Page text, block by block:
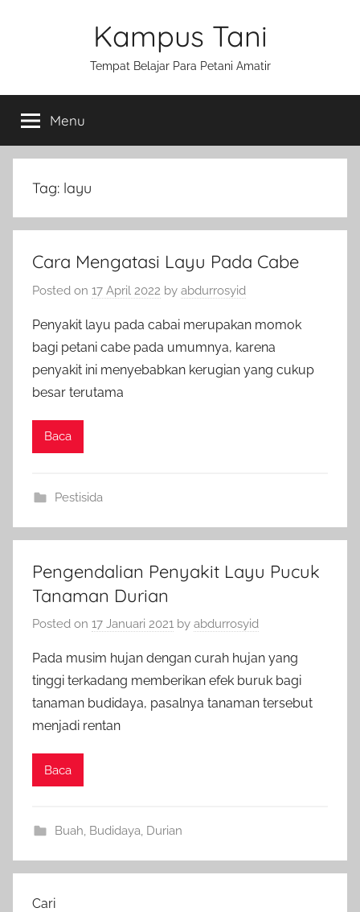
Kampus Tani
Tempat Belajar Para Petani Amatir
Menu
Tag: layu
Cara Mengatasi Layu Pada Cabe
Posted on 17 April 2022 by abdurrosyid
Penyakit layu pada cabai merupakan momok
bagi petani cabe pada umumnya, karena
penyakit ini menyebabkan kerugian yang cukup
besar terutama
Baca
Pestisida
Pengendalian Penyakit Layu Pucuk
Tanaman Durian
Posted on 17 Januari 2021 by abdurrosyid
Pada musim hujan dengan curah hujan yang
tinggi terkadang memberikan efek buruk bagi
tanaman budidaya, pasalnya tanaman tersebut
menjadi rentan
Baca
Buah, Budidaya, Durian
Cari